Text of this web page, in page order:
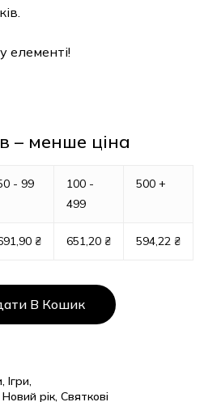
– менше ціна
- 99
100 -
499
500 +
₴ 651,20₴ 594,22₴
В Кошик
,
рік,Святкові